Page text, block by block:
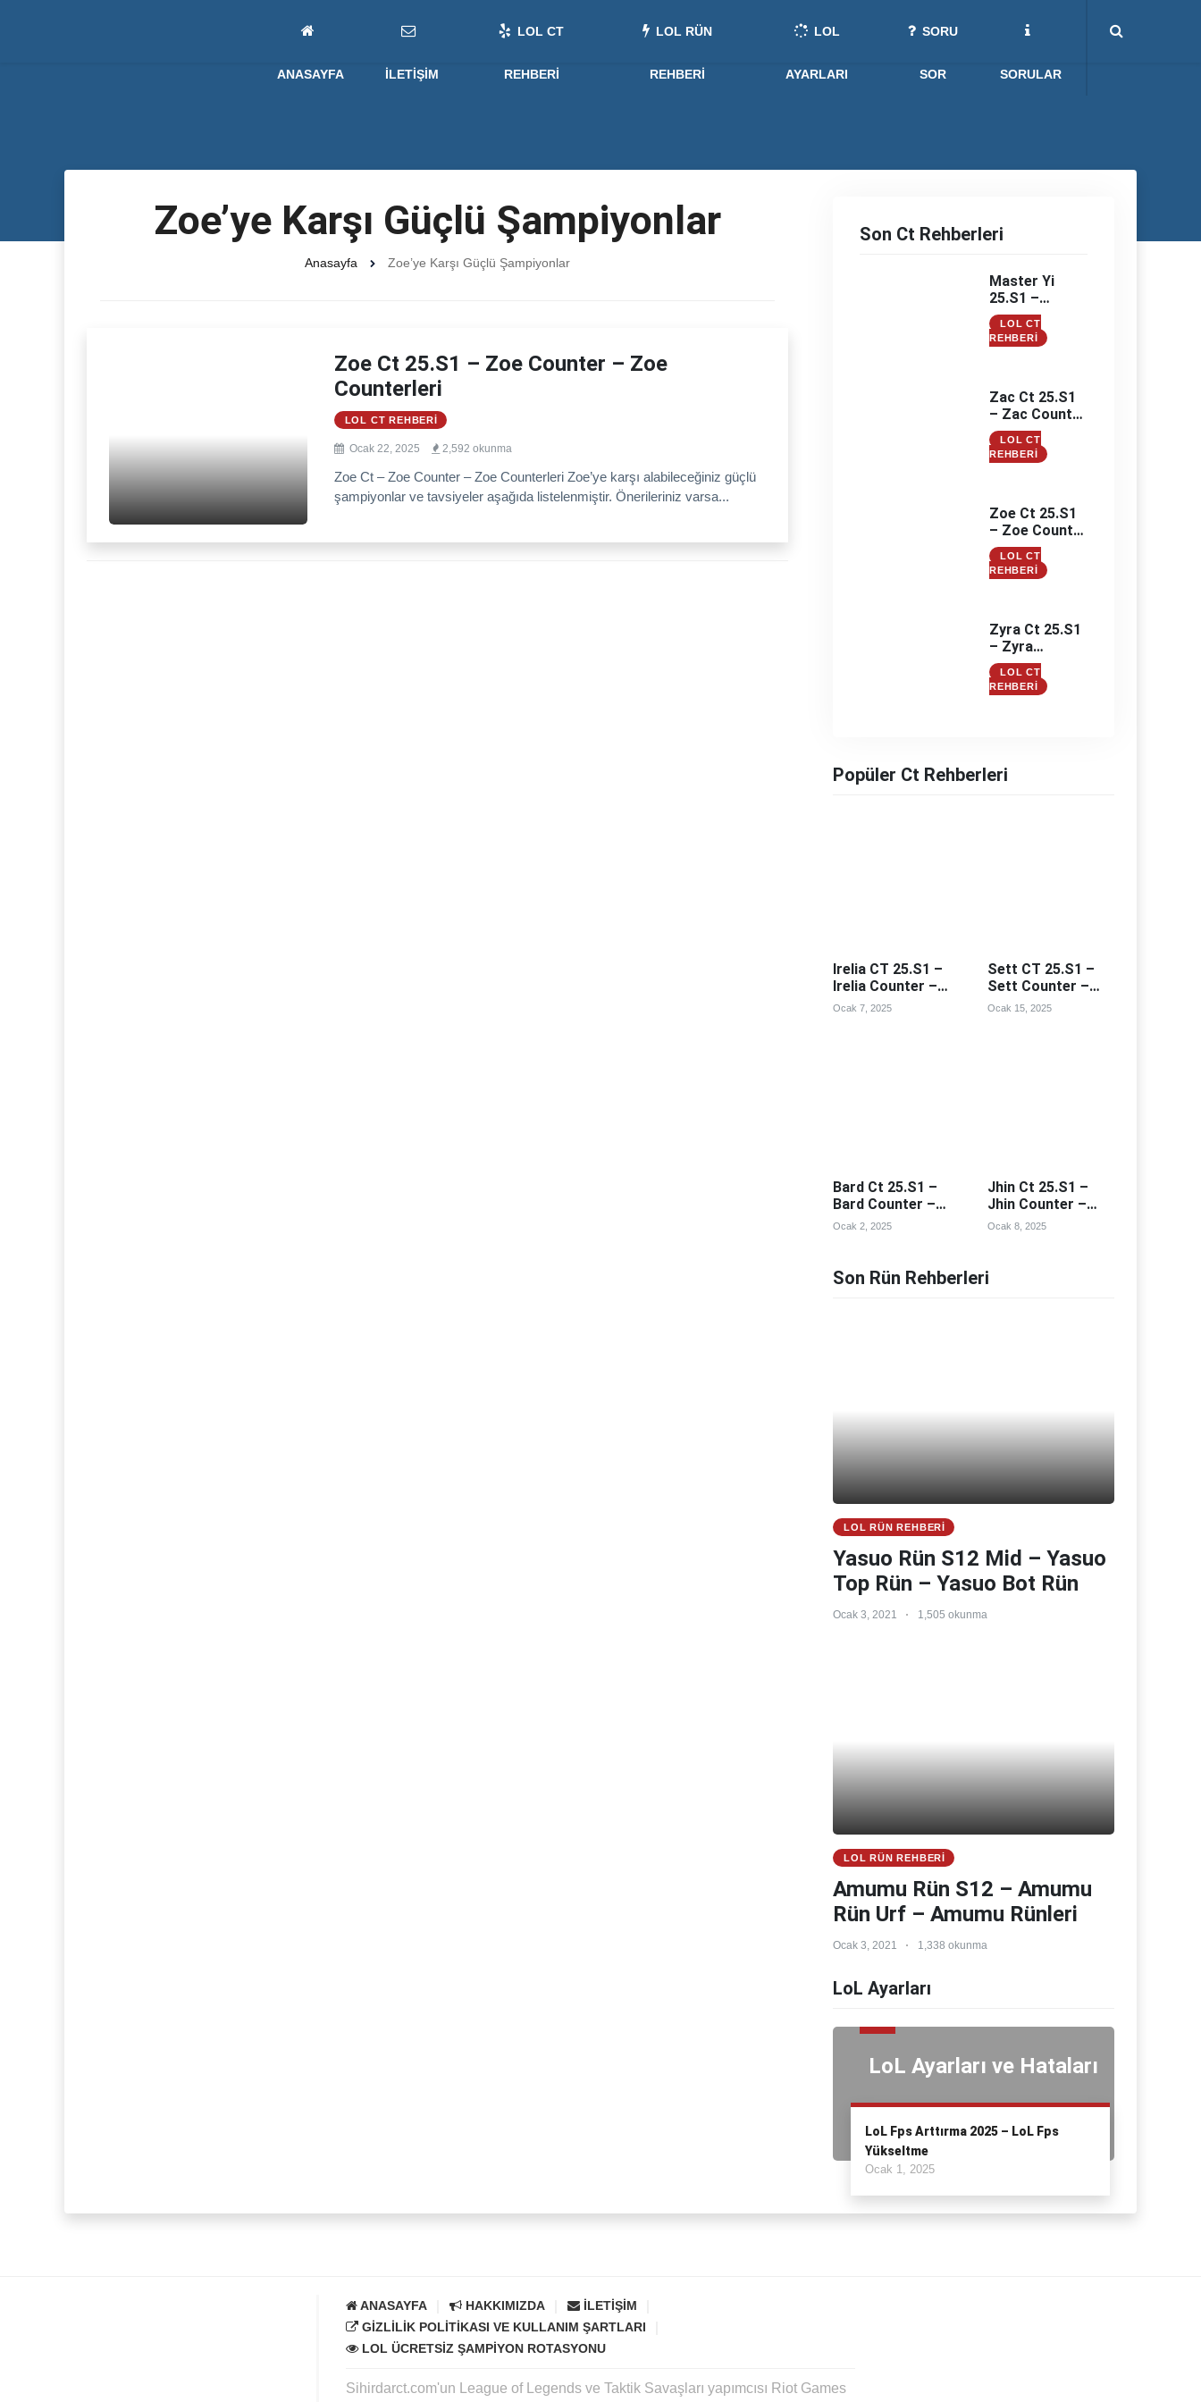
ANASAYFA İLETIŞIM
LOL CT
REHBERI
LOL RÜN
REHBERI
LOL
AYARLARI
SORU
SOR SORULAR
Zoe’ye Karşı Güçlü Şampiyonlar
Anasayfa Zoe’ye Karşı Güçlü Şampiyonlar
Zoe Ct 25.S1 – Zoe Counter – Zoe
Counterleri
LOL CT REHBERI
Ocak 22, 2025 2,592 okunma
Zoe Ct – Zoe Counter – Zoe Counterleri Zoe’ye karşı alabileceğiniz güçlü
şampiyonlar ve tavsiyeler aşağıda listelenmiştir. Önerileriniz varsa...
Son Ct Rehberleri
Master Yi
25.S1 –
Master Yi
Counter –
Master Yi
LOL CT
REHBERI
Zac Ct 25.S1
– Zac Counter
– Zac
Counterleri
LOL CT
REHBERI
Zoe Ct 25.S1
– Zoe Counter
– Zoe
Counterleri
LOL CT
REHBERI
Zyra Ct 25.S1
– Zyra
Counter –
Zyra
Counterleri
LOL CT
REHBERI
Popüler Ct Rehberleri
Irelia CT 25.S1 –
Irelia Counter –
Irealia Counterleri
Ocak 7, 2025
Sett CT 25.S1 –
Sett Counter –
Sett Counterleri
Ocak 15, 2025
Bard Ct 25.S1 –
Bard Counter –
Bard Counterleri
Ocak 2, 2025
Jhin Ct 25.S1 –
Jhin Counter –
Jhin Counterleri
Ocak 8, 2025
Son Rün Rehberleri
LOL RÜN REHBERI
Yasuo Rün S12 Mid – Yasuo
Top Rün – Yasuo Bot Rün
Ocak 3, 2021 1,505 okunma
LOL RÜN REHBERI
Amumu Rün S12 – Amumu
Rün Urf – Amumu Rünleri
Ocak 3, 2021 1,338 okunma
LoL Ayarları
LoL Ayarları ve Hataları
LoL Fps Arttırma 2025 – LoL Fps
Yükseltme
Ocak 1, 2025
ANASAYFA HAKKIMIZDA
İLETIŞIM
GIZLILIK POLITIKASI VE KULLANIM ŞARTLARI
LOL ÜCRETSIZ ŞAMPIYON ROTASYONU
Sihirdarct.com'un League of Legends ve Taktik Savaşları yapımcısı Riot Games